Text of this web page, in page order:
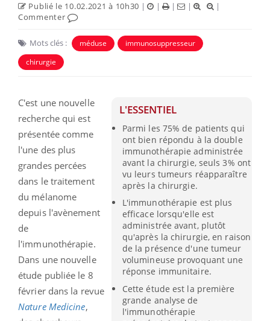
Publié le 10.02.2021 à 10h30 | | | |
|
Commenter
Mots clés : méduse
immunosuppresseur
chirurgie
L'ESSENTIEL
Parmi les 75% de patients qui
ont bien répondu à la double
immunothérapie administrée
avant la chirurgie, seuls 3% ont
vu leurs tumeurs réapparaître
après la chirurgie.
L'immunothérapie est plus
efficace lorsqu'elle est
administrée avant, plutôt
qu'après la chirurgie, en raison
de la présence d'une tumeur
volumineuse provoquant une
réponse immunitaire.
Cette étude est la première
grande analyse de
l'immunothérapie
C'est une nouvelle
recherche qui est
présentée comme
l'une des plus
grandes percées
dans le traitement
du mélanome
depuis l'avènement
de
l'immunothérapie.
Dans une nouvelle
étude publiée le 8
février dans la revue
Nature Medicine,